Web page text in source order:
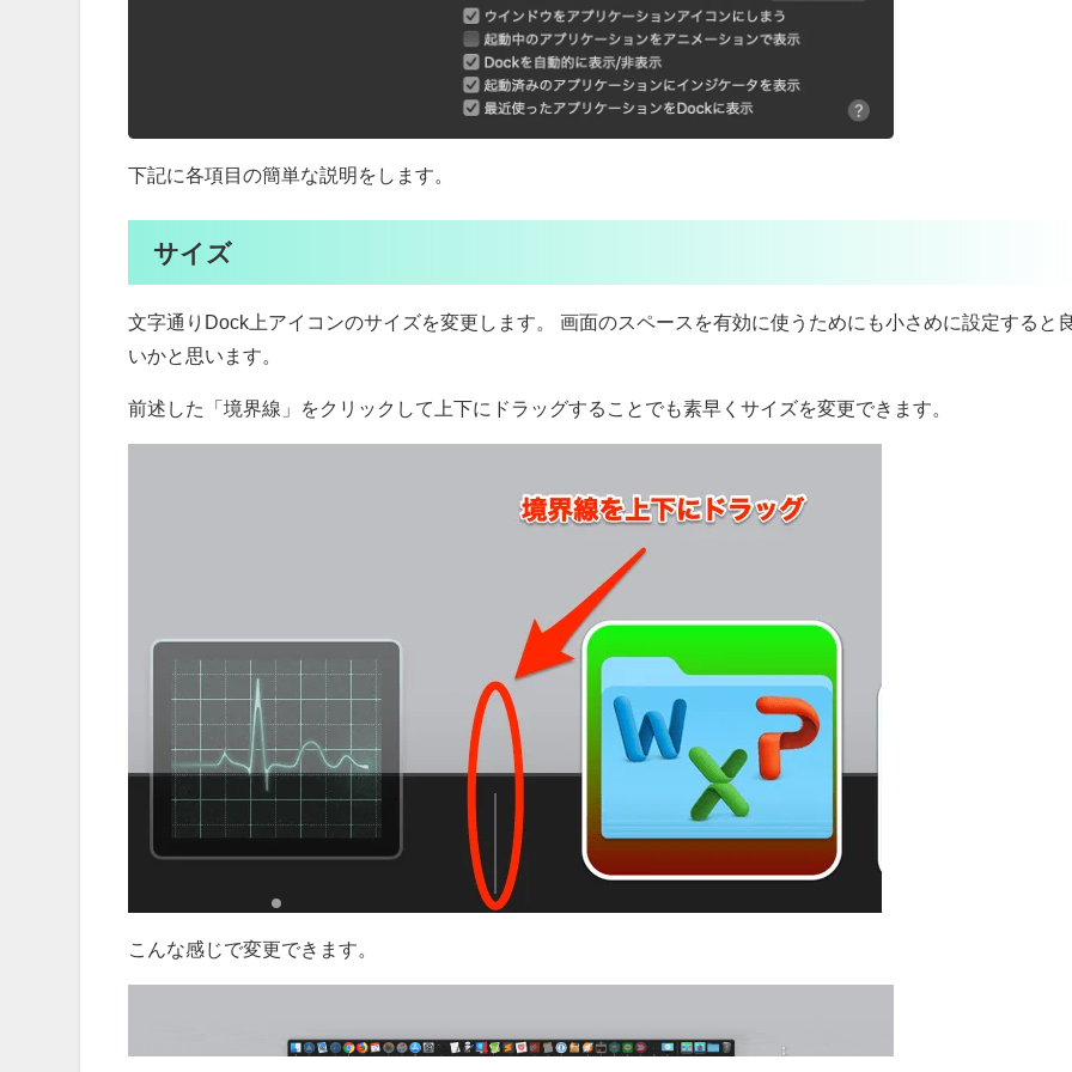
下記に各項目の簡単な説明をします。
サイズ
文字通りDock上アイコンのサイズを変更します。 画面のスペースを有効に使うためにも小さめに設定すると
いかと思います。
前述した「境界線」をクリックして上下にドラッグすることでも素早くサイズを変更できます。
こんな感じで変更できます。